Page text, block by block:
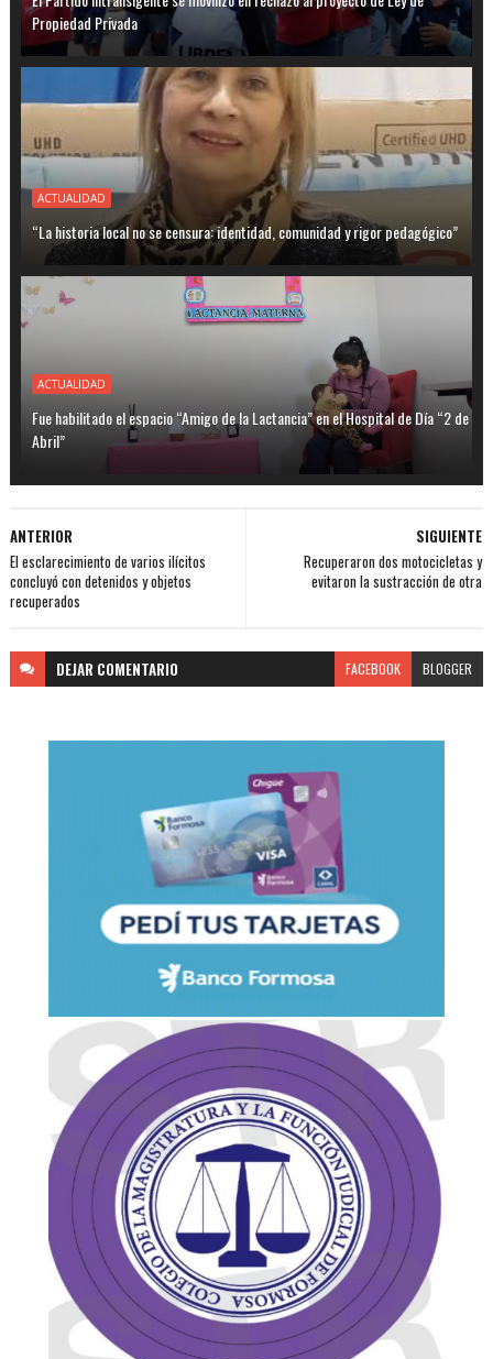
Propiedad Privada
ACTUALIDAD
“La historia local no se censura: identidad, comunidad y rigor pedagógico”
ACTUALIDAD
Fue habilitado el espacio “Amigo de la Lactancia” en el Hospital de Día “2 de
Abril”
SIGUIENTE
Recuperaron dos motocicletas y
evitaron la sustracción de otra
ANTERIOR
El esclarecimiento de varios ilícitos
concluyó con detenidos y objetos
recuperados
DEJAR COMENTARIO FACEBOOK BLOGGER